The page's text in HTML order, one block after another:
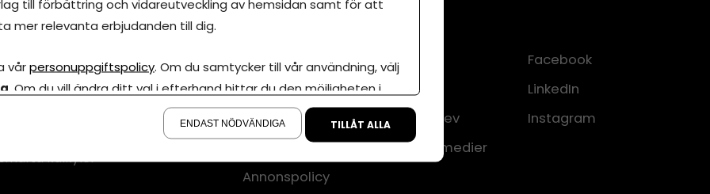
Eget är en
000-tals
kalkyler
Annonsera
Om cookies
Våra användarvillkor
Policy för AI
Annonspolicy
Kontakt
Om oss
Nyhetsbrev
CMS för medier
Facebook
LinkedIn
Instagram
till förbättring och vidareutveckling av hemsidan samt för att
mer relevanta erbjudanden till dig.
vårpersonuppgiftspolicy. Om du samtycker till vår användning, välj
. Om du vill ändra ditt val i efterhand hittar du den möjligheten i
ENDAST NÖDVÄNDIGA TILLÅT ALLA